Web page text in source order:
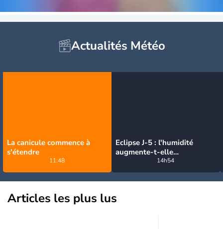
Actualités Météo
La canicule commence à
s'étendre
11:48
Eclipse J-5 : l'humidité
augmente-t-elle
brutalement avec la chute
de température pendant
l'éclipse du 12 août ?
14h54
Articles les plus lus